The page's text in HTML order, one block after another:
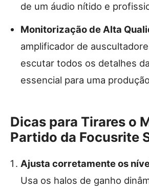
de um áudio nítido e
Monitorização de Alta
amplificador de
escutar todos os detalhes
essencial para uma
Dicas para Tirares o
Partido da Focusrite
Ajusta corretamente os
Usa os halos de ganho